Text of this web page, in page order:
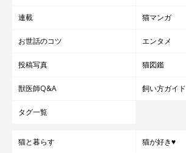
連載 猫マンガ
お世話のコツ エンタメ
投稿写真 猫図鑑
獣医師Q&A 飼い方ガイド
タグ一覧
猫と暮らす 猫が好き♥